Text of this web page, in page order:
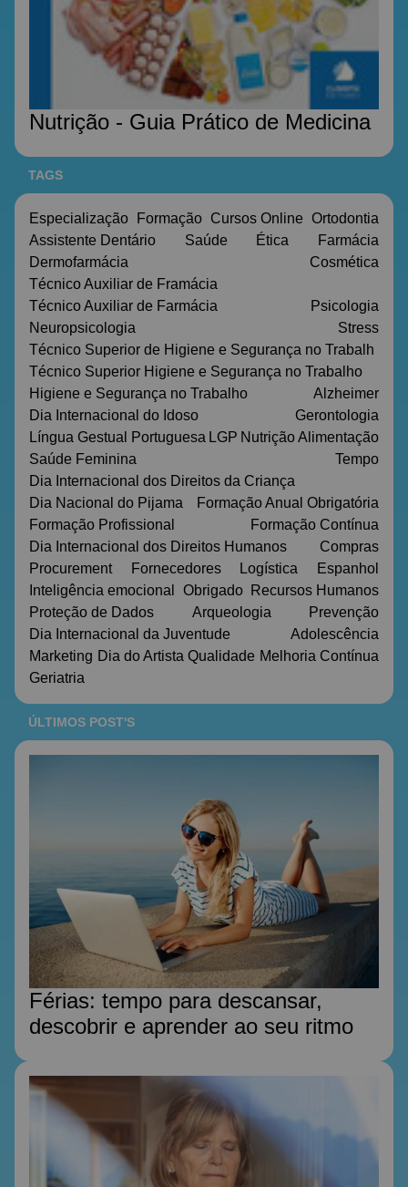
Nutrição - Guia Prático de Medicina
TAGS
Especialização Formação Cursos Online Ortodontia
Assistente Dentário
Saúde Ética
Farmácia
Dermofarmácia
Cosmética
Técnico Auxiliar de Framácia
Técnico Auxiliar de Farmácia
Psicologia
Neuropsicologia
Stress
Técnico Superior de Higiene e Segurança no Trabalh
Técnico Superior Higiene e Segurança no Trabalho
Higiene e Segurança no Trabalho
Alzheimer
Dia Internacional do Idoso
Gerontologia
Língua Gestual Portuguesa LGP NutriçãoAlimentação
Saúde Feminina
Tempo
Dia Internacional dos Direitos da Criança
Dia Nacional do Pijama
Formação Anual Obrigatória
Formação Profissional
Formação Contínua
Dia Internacional dos Direitos Humanos
Compras
Procurement
Fornecedores Logística
Espanhol
Inteligência emocional
Obrigado
Recursos Humanos
Proteção de Dados
Arqueologia
Prevenção
Dia Internacional da Juventude
Adolescência
Marketing Dia do Artista Qualidade Melhoria Contínua
Geriatria
ÚLTIMOS POST'S
Férias: tempo para descansar,
descobrir e aprender ao seu ritmo